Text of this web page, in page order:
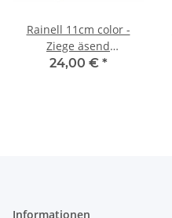
Rainell 11cm color -
Ziege äsend
rechtsschauend -093
24,00 € *
Informationen